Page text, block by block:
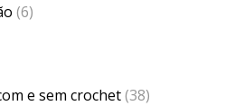
(6)
e sem crochet(38)